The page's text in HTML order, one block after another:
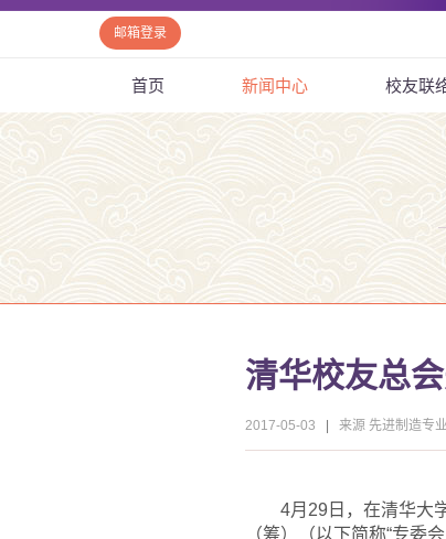
邮箱登录
首页 新闻中心 校友联
清华校友总
2017-05-03 来源 先进制造专
4月29日，在清华大
（筹）（以下简称“专委